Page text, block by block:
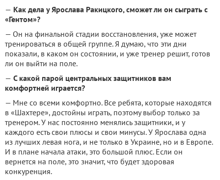
— Как дела у Ярослава Ракицкого, сможет ли он сыграть с
«Гентом»?
— Он на финальной стадии восстановления, уже может
тренироваться в общей группе. Я думаю, что эти дни
показали, в каком он состоянии, и уже тренер решит, готов
ли он выйти на поле.
— С какой парой центральных защитников вам
комфортней играется?
— Мне со всеми комфортно. Все ребята, которые находятся
в «Шахтере», достойны играть, поэтому выбор только за
тренером. У нас постоянно менялись защитники, и у
каждого есть свои плюсы и свои минусы. У Ярослава одна
из лучших левая нога, и не только в Украине, но и в Европе.
И в плане начала атаки, это большой плюс. Если он
вернется на поле, это значит, что будет здоровая
конкуренция.